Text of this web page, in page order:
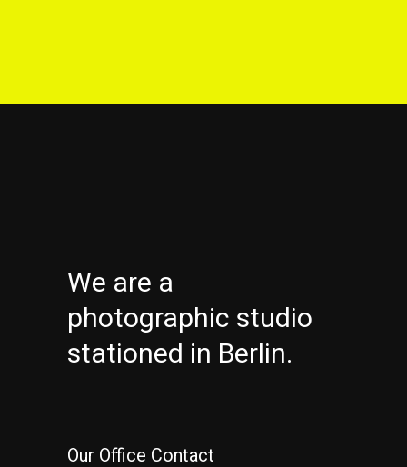
We are a
photographic studio
stationed in Berlin.
Our Office Contact